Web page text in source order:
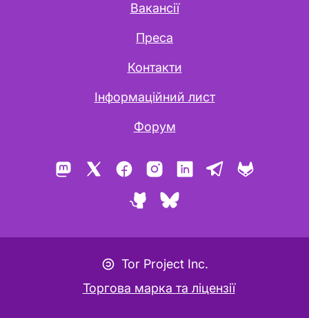
Вакансії
Преса
Контакти
Інформаційний лист
Форум
Mastodon FacebookInstagramLinkedInTelegram
GitHubBluesky
Значок авторського лефту
Tor Project Inc.
Торгова марка та ліцензії